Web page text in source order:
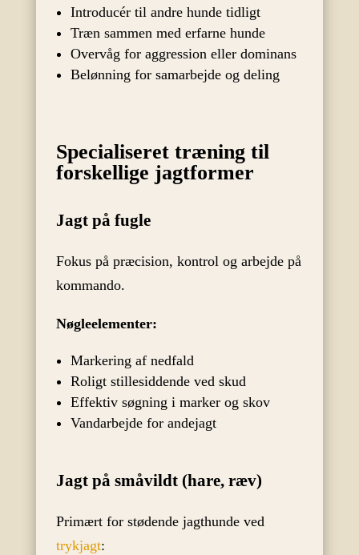
Introducér til andre hunde tidligt
Træn sammen med erfarne hunde
Overvåg for aggression eller dominans
Belønning for samarbejde og deling
Specialiseret træning til
forskellige jagtformer
Jagt på fugle
Fokus på præcision, kontrol og arbejde på
kommando.
Nøgleelementer:
Markering af nedfald
Roligt stillesiddende ved skud
Effektiv søgning i marker og skov
Vandarbejde for andejagt
Jagt på småvildt (hare, ræv)
Primært for stødende jagthunde ved
trykjagt: